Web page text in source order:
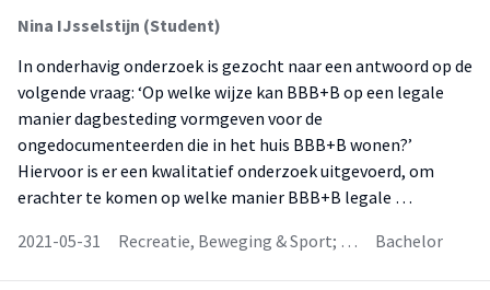
Nina IJsselstijn (Student)
In onderhavig onderzoek is gezocht naar een antwoord op de
volgende vraag: ‘Op welke wijze kan BBB+B op een legale
manier dagbesteding vormgeven voor de
ongedocumenteerden die in het huis BBB+B wonen?’
Hiervoor is er een kwalitatief onderzoek uitgevoerd, om
erachter te komen op welke manier BBB+B legale …
2021-05-31
Recreatie, Beweging & Sport; … Bachelor